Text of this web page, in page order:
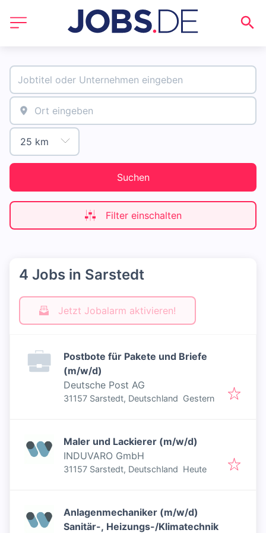
Suchen
Filter einschalten
4 Jobs in Sarstedt
Jetzt Jobalarm aktivieren!
Postbote für Pakete und Briefe
(m/w/d)
Deutsche Post AG
31157 Sarstedt, Deutschland Veröffentlicht:
Gestern
Maler und Lackierer (m/w/d)
INDUVARO GmbH
31157 Sarstedt, Deutschland Veröffentlicht:
Heute
Anlagenmechaniker (m/w/d)
Sanitär-, Heizungs-/Klimatechnik